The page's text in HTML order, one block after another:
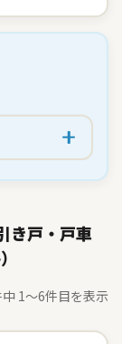
き戸・戸車
1〜6件目を表示